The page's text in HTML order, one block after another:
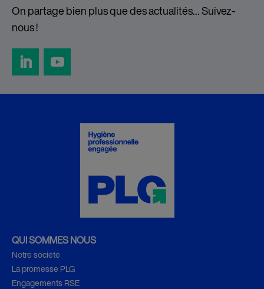
On partage bien plus que des actualités… Suivez-
nous !
QUI SOMMES NOUS
Notre société
La promesse PLG
Engagements RSE